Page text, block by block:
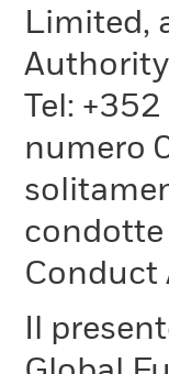
Limited,
Tel:
numero
condotte
Conduct
Il